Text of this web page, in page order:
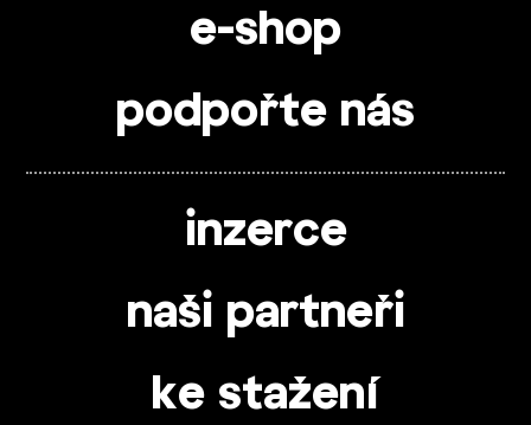
e-shop
podpořte nás
inzerce
naši partneři
ke stažení